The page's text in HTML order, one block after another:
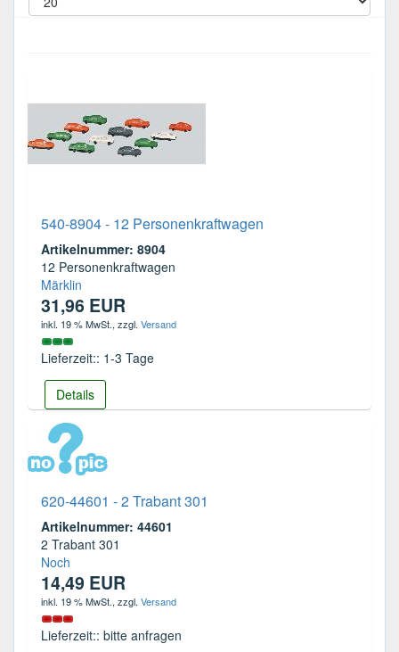
540-8904 - 12 Personenkraftwagen
Artikelnummer: 8904
12 Personenkraftwagen
Märklin
31,96 EUR
inkl. 19 % MwSt., zzgl. Versand
Lieferzeit:: 1-3 Tage
Details
620-44601 - 2 Trabant 301
Artikelnummer: 44601
2 Trabant 301
Noch
14,49 EUR
inkl. 19 % MwSt., zzgl. Versand
Lieferzeit:: bitte anfragen